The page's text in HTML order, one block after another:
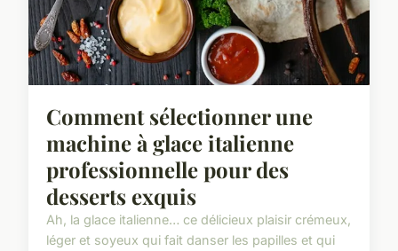
Comment sélectionner une
machine à glace italienne
professionnelle pour des
desserts exquis
Ah, la glace italienne… ce délicieux plaisir crémeux,
léger et soyeux qui fait danser les papilles et qui